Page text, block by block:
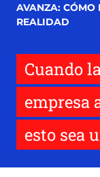
AVANZA: CÓMO
REALIDAD
Cuando
empresa
esto sea